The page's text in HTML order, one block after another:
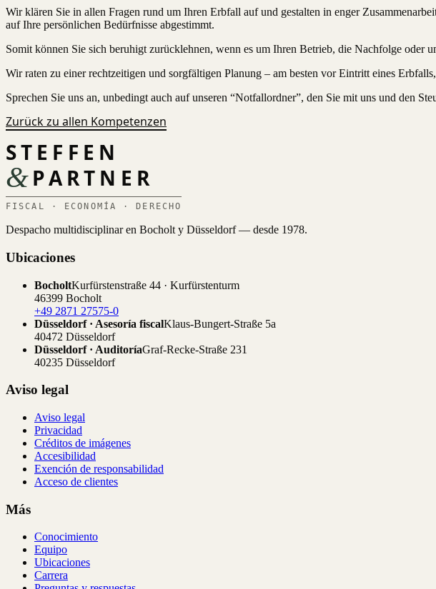
Wir klären Sie in allen Fragen rund um Ihren Erbfall auf und gestalten in enger
auf Ihre persönlichen Bedürfnisse abgestimmt.
Somit können Sie sich beruhigt zurücklehnen, wenn es um Ihren Betrieb, die Nachfolge oder
Wir raten zu einer rechtzeitigen und sorgfältigen Planung – am besten vor Eintritt eines
Sprechen Sie uns an, unbedingt auch auf unseren “Notfallordner”, den Sie mit uns und den
Zurück zu allen Kompetenzen
STEFFEN
&PARTNER
FISCAL · ECONOMÍA · DERECHO
Despacho multidisciplinar en Bocholt y Düsseldorf — desde 1978.
Ubicaciones
BocholtKurfürstenstraße 44 · Kurfürstenturm
46399 Bocholt
+49 2871 27575-0
Düsseldorf · Asesoría fiscalKlaus-Bungert-Straße 5a
40472 Düsseldorf
Düsseldorf · AuditoríaGraf-Recke-Straße 231
40235 Düsseldorf
Aviso legal
Aviso legal
Privacidad
Créditos de imágenes
Accesibilidad
Exención de responsabilidad
Acceso de clientes
Más
Conocimiento
Equipo
Ubicaciones
Carrera